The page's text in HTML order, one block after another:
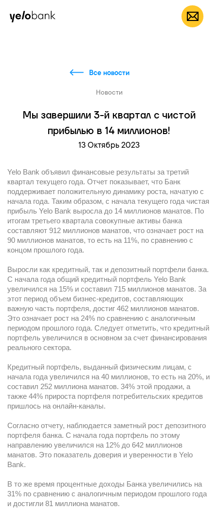
Частным лицам RU
Все новости
Новости
Мы завершили 3-й квартал с чистой
прибылью в 14 миллионов!
13 Октябрь 2023
Yelo Bank объявил финансовые результаты за третий
квартал текущего года. Отчет показывает, что Банк
поддерживает положительную динамику роста, начатую с
начала года. Таким образом, с начала текущего года чистая
прибыль Yelo Bank выросла до 14 миллионов манатов. По
итогам третьего квартала совокупные активы банка
составляют 912 миллионов манатов, что означает рост на
90 миллионов манатов, то есть на 11%, по сравнению с
концом прошлого года.
Выросли как кредитный, так и депозитный портфели банка.
С начала года общий кредитный портфель Yelo Bank
увеличился на 15% и составил 715 миллионов манатов. За
этот период объем бизнес-кредитов, составляющих
важную часть портфеля, достиг 462 миллионов манатов.
Это означает рост на 24% по сравнению с аналогичным
периодом прошлого года. Следует отметить, что кредитный
портфель увеличился в основном за счет финансирования
реального сектора.
Кредитный портфель, выданный физическим лицам, с
начала года увеличился на 40 миллионов, то есть на 20%, и
составил 252 миллиона манатов. 34% этой продажи, а
также 44% прироста портфеля потребительских кредитов
пришлось на онлайн-каналы.
Согласно отчету, наблюдается заметный рост депозитного
портфеля банка. С начала года портфель по этому
направлению увеличился на 12% до 642 миллионов
манатов. Это показатель доверия и уверенности в Yelo
Bank.
В то же время процентные доходы Банка увеличились на
31% по сравнению с аналогичным периодом прошлого года
и достигли 81 миллиона манатов.